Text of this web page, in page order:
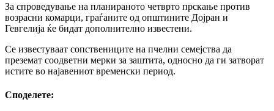
За спроведување на планираното четврто прскање против
возрасни комарци, граѓаните од општините Дојран и
Гевгелија ќе бидат дополнително известени.
Се известуваат сопствениците на пчелни семејства да
преземат соодветни мерки за заштита, односно да ги затворат
истите во најавениот временски период.
Споделeте: